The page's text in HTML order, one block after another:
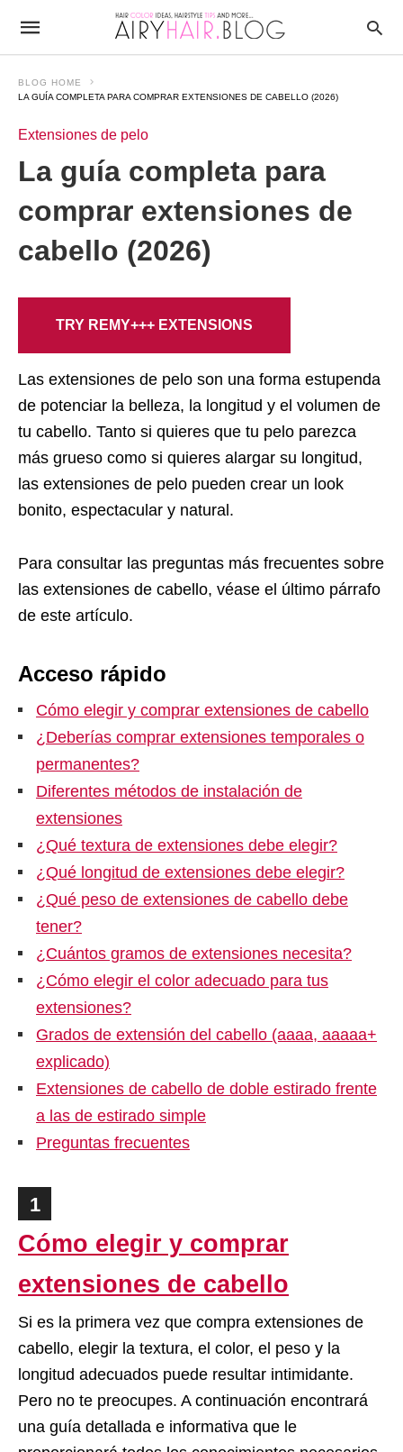
BLOG HOME
LA GUÍA COMPLETA PARA COMPRAR EXTENSIONES DE CABELLO (2026)
Extensiones de pelo
La guía completa para
comprar extensiones de
cabello (2026)
TRY REMY+++ EXTENSIONS
Las extensiones de pelo son una forma estupenda
de potenciar la belleza, la longitud y el volumen de
tu cabello. Tanto si quieres que tu pelo parezca
más grueso como si quieres alargar su longitud,
las extensiones de pelo pueden crear un look
bonito, espectacular y natural.
Para consultar las preguntas más frecuentes sobre
las extensiones de cabello, véase el último párrafo
de este artículo.
Acceso rápido
Cómo elegir y comprar extensiones de cabello
¿Deberías comprar extensiones temporales o
permanentes?
Diferentes métodos de instalación de
extensiones
¿Qué textura de extensiones debe elegir?
¿Qué longitud de extensiones debe elegir?
¿Qué peso de extensiones de cabello debe
tener?
¿Cuántos gramos de extensiones necesita?
¿Cómo elegir el color adecuado para tus
extensiones?
Grados de extensión del cabello (aaaa, aaaaa+
explicado)
Extensiones de cabello de doble estirado frente
a las de estirado simple
Preguntas frecuentes
1
Cómo elegir y comprar
extensiones de cabello
Si es la primera vez que compra extensiones de
cabello, elegir la textura, el color, el peso y la
longitud adecuados puede resultar intimidante.
Pero no te preocupes. A continuación encontrará
una guía detallada e informativa que le